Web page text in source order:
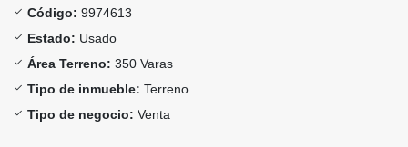
Código: 9974613
Estado: Usado
Área Terreno: 350 Varas
Tipo de inmueble: Terreno
Tipo de negocio: Venta